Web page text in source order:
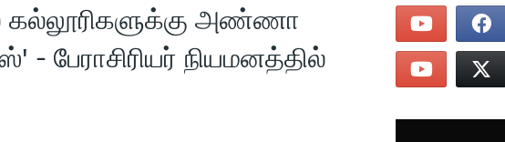
கல்லூரிகளுக்கு அண்ணா
நியமனத்தில்